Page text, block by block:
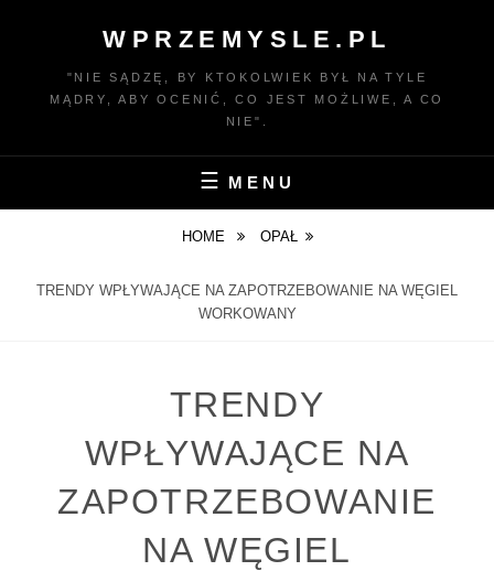
WPRZEMYSLE.PL
"NIE SĄDZĘ, BY KTOKOLWIEK BYŁ NA TYLE
MĄDRY, ABY OCENIĆ, CO JEST MOŻLIWE, A CO
NIE".
MENU
HOME OPAŁ
TRENDY WPŁYWAJĄCE NA ZAPOTRZEBOWANIE NA WĘGIEL
WORKOWANY
TRENDY
WPŁYWAJĄCE NA
ZAPOTRZEBOWANIE
NA WĘGIEL